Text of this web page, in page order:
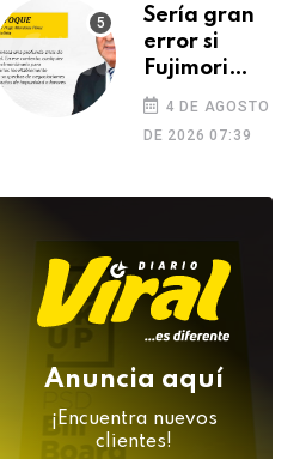
Sería gran
error si
Fujimori
indulta a
Castillo o
Toledo
4 DE AGOSTO
DE 2026 07:39
Anuncia aquí
¡Encuentra nuevos
clientes!